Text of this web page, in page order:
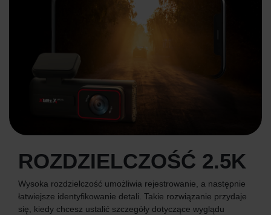
ROZDZIELCZOŚĆ 2.5K
Wysoka rozdzielczość umożliwia rejestrowanie, a następnie
łatwiejsze identyfikowanie detali. Takie rozwiązanie przydaje
się, kiedy chcesz ustalić szczegóły dotyczące wyglądu